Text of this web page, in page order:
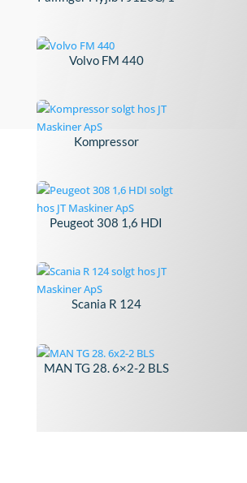
Volvo FM 440
Kompressor
Peugeot 308 1,6 HDI
Scania R 124
MAN TG 28. 6×2-2 BLS